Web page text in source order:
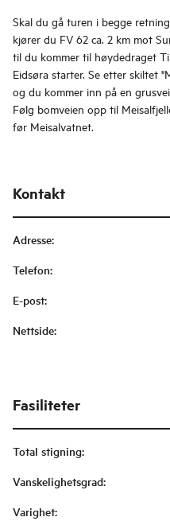
Skal du gå turen i begge
kjører du FV 62 ca. 2 km mot
til du kommer til høydedraget
Eidsøra starter. Se etter skiltet
og du kommer inn på en
Følg bomveien opp til
før Meisalvatnet.
Kontakt
Adresse:
Telefon:
E-post:
Nettside:
Fasiliteter
Total stigning:
Vanskelighetsgrad:
Varighet: